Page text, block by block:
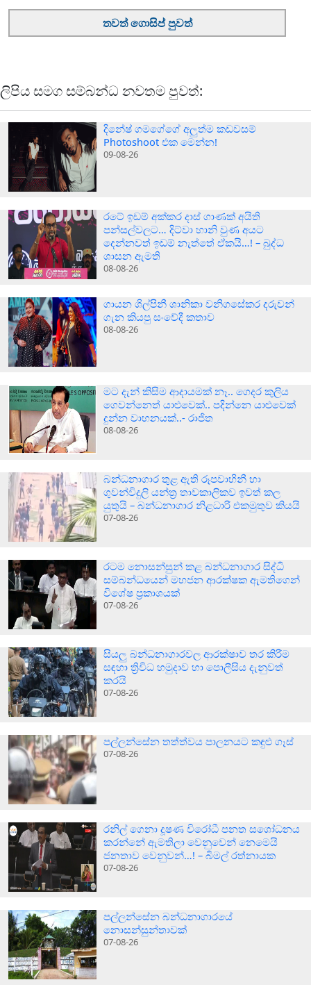
තවත් ගොසිප් පුවත්
ලිපිය සමග සම්බන්ධ නවතම පුවත්:
දිනේෂ් ගමගේගේ අලුත්ම කඩවසම්
Photoshoot එක මෙන්න!
09-08-26
රටේ ඉඩම් අක්කර දාස් ගාණක් අයිති
පන්සල්වලට… දිට්වා හානි වුණ අයට
දෙන්නවත් ඉඩම් නැත්තේ ඒකයි…! – බුද්ධ
ශාසන ඇමති
08-08-26
ගායන ශිල්පිනී ශානිකා වනිගසේකර දරුවන්
ගැන කියපු සංවේදී කතාව
08-08-26
මට දැන් කිසිම ආදායමක් නෑ.. ගෙදර කුලිය
ගෙවන්නෙත් යාළුවෙක්.. පදින්නෙ යාළුවෙක්
දුන්න වාහනයක්..- රාජිත
08-08-26
බන්ධනාගාර තුළ ඇති රූපවාහිනී හා
ගුවන්විදුලි යන්ත්‍ර තාවකාලිකව ඉවත් කල
යුතුයි – බන්ධනාගාර නිළධාරි එකමුතුව කියයි
07-08-26
රටම නොසන්සුන් කළ බන්ධනාගාර සිද්ධි
සම්බන්ධයෙන් මහජන ආරක්ෂක ඇමතිගෙන්
විශේෂ ප්‍රකාශයක්
07-08-26
සියලු බන්ධනාගාරවල ආරක්ෂාව තර කිරීම
සඳහා ත්‍රිවිධ හමුදාව හා පොලීසිය දැනුවත්
කරයි
07-08-26
පල්ලන්සේන තත්ත්වය පාලනයට කඳුළු ගෑස්
07-08-26
රනිල් ගෙනා දූෂණ විරෝධී පනත සශෝධනය
කරන්නේ ඇමතිලා වෙනුවෙන් නෙමෙයි
ජනතාව වෙනුවන්…! – බිමල් රත්නායක
07-08-26
පල්ලන්සේන බන්ධනාගාරයේ
නොසන්සුන්තාවක්
07-08-26